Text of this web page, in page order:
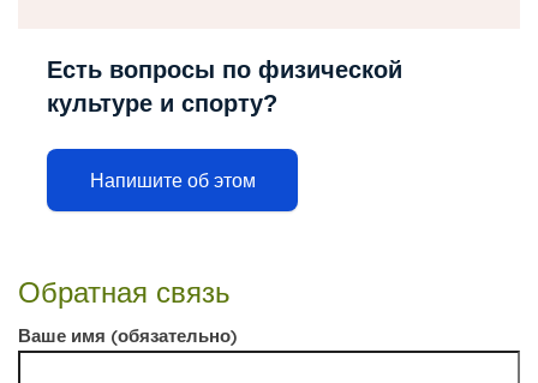
Есть вопросы по физической
культуре и спорту?
Напишите об этом
Обратная связь
Ваше имя (обязательно)